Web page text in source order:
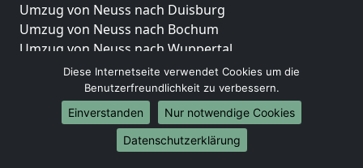
Umzug von Neuss nach Duisburg
Umzug von Neuss nach Bochum
Umzug von Neuss nach Wuppertal
Umzug von Neuss nach Bielefeld
Umzug von Neuss nach Bonn
Umzug von Neuss nach Münster
Internationale-Umzüge
Diese Internetseite verwendet Cookies um die
Benutzerfreundlichkeit zu verbessern.
Einverstanden
Nur notwendige Cookies
Datenschutzerklärung